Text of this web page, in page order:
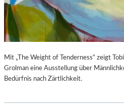
Mit „The Weight of Tenderness“ zeigt
Grolman eine Ausstellung über
Bedürfnis nach Zärtlichkeit.